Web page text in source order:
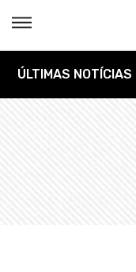
ÚLTIMAS NOTÍCIAS